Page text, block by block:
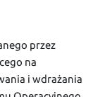
przez
na
i wdrażania